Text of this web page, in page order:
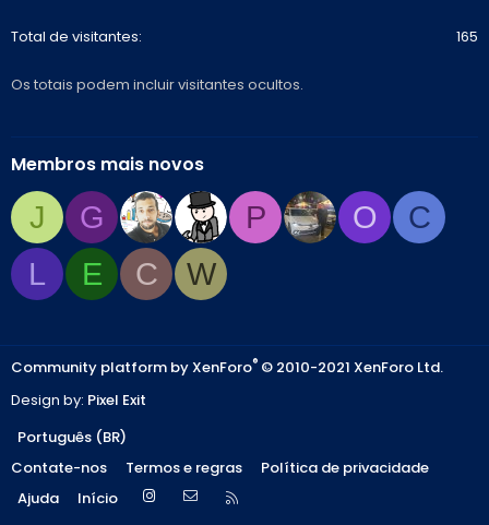
Total de visitantes 165
Os totais podem incluir visitantes ocultos.
Membros mais novos
J G P O
C
L
E C W
Community platform by XenForo® © 2010-2021 XenForo Ltd.
Design by: Pixel Exit
Português (BR)
Contate-nos
Termos e regras
Política de privacidade
Ajuda
Início InstagramContate-nos
R